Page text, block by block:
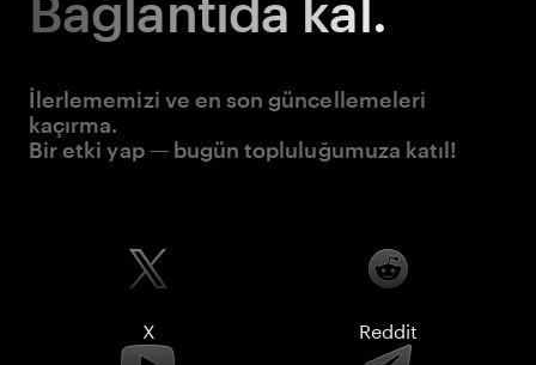
İlerlememizi ve en son güncellemeleri
kaçırma.
Bir etki yap — bugün topluluğumuza katıl!
X Reddit